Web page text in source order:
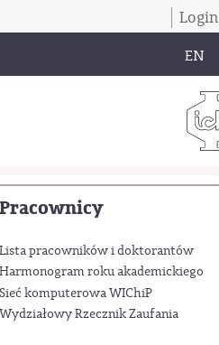
Login
EN
Pracownicy
Lista pracowników i doktorantów
Harmonogram roku akademickiego
Sieć komputerowa WIChiP
Wydziałowy Rzecznik Zaufania